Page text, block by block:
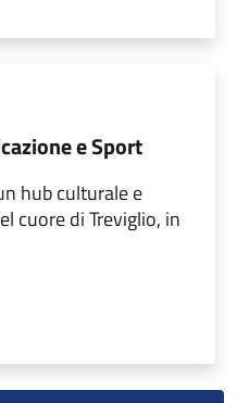
e Sport
hub culturale e
cuore di Treviglio, in